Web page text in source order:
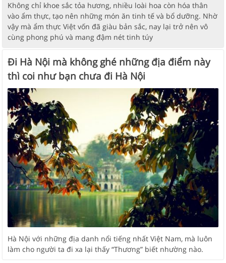
Không chỉ khoe sắc tỏa hương, nhiều loài hoa còn hóa thân
vào ẩm thực, tạo nên những món ăn tinh tế và bổ dưỡng. Nhờ
vậy mà ẩm thực Việt vốn đã giàu bản sắc, nay lại trở nên vô
cùng phong phú và mang đậm nét tinh túy
Đi Hà Nội mà không ghé những địa điểm này
thì coi như bạn chưa đi Hà Nội
Hà Nội với những địa danh nổi tiếng nhất Việt Nam, mà luôn
làm cho người ta đi xa lại thấy “Thương” biết nhường nào.